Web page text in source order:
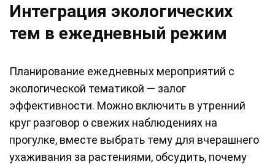
Интеграция экологических
тем в ежедневный режим
Планирование ежедневных мероприятий с
экологической тематикой — залог
эффективности. Можно включить в утренний
круг разговор о свежих наблюдениях на
прогулке, вместе выбрать тему для вчерашнего
ухаживания за растениями, обсудить, почему